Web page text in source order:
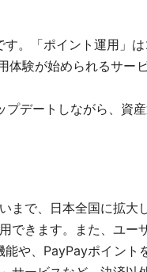
。「ポイント運用」
験が始められるサー
デートしながら、資
まで、日本全国に拡大
できます。また、ユ
や、PayPayポイント